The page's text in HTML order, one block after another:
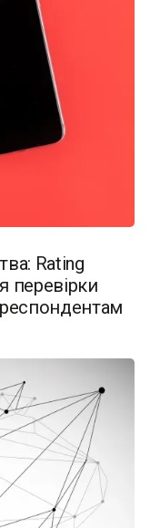
Rating
перевірки